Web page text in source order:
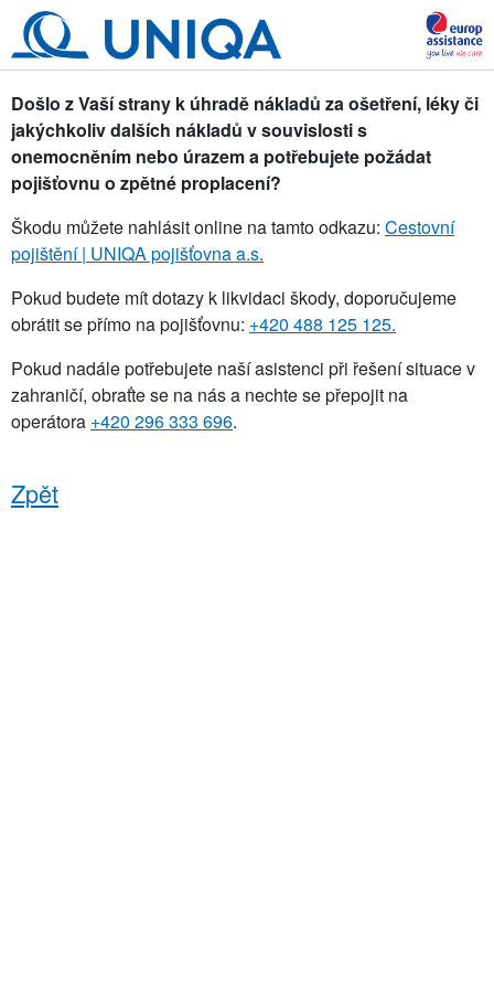
Došlo z Vaší strany k úhradě nákladů za ošetření, léky či
jakýchkoliv dalších nákladů v souvislosti s
onemocněním nebo úrazem a potřebujete požádat
pojišťovnu o zpětné proplacení?
Škodu můžete nahlásit online na tamto odkazu: Cestovní
pojištění | UNIQA pojišťovna a.s.
Pokud budete mít dotazy k likvidaci škody, doporučujeme
obrátit se přímo na pojišťovnu: +420 488 125 125.
Pokud nadále potřebujete naší asistenci při řešení situace v
zahraničí, obraťte se na nás a nechte se přepojit na
operátora +420 296 333 696.
Zpět